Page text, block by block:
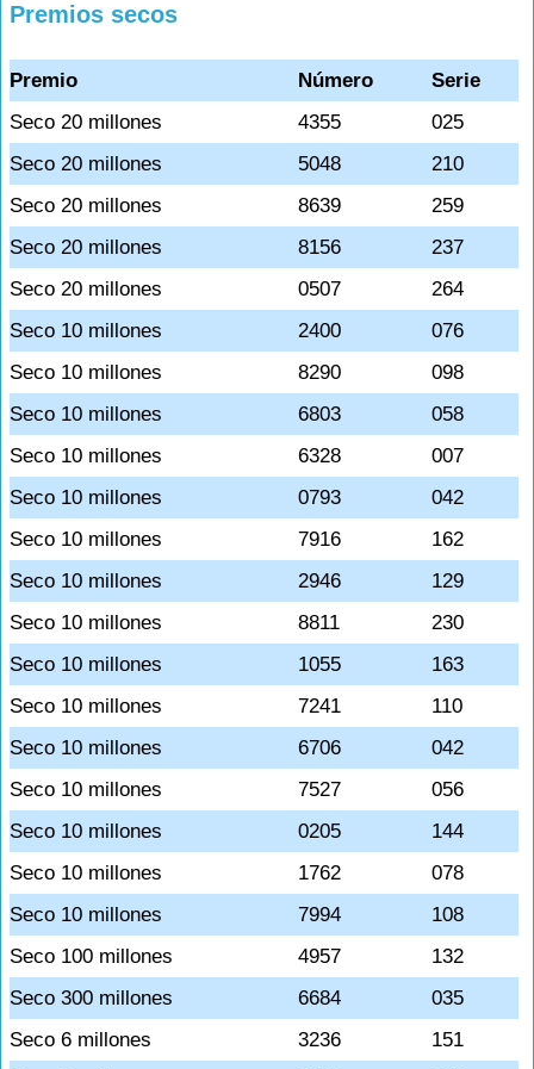
Premios secos
Premio Número
Serie
Seco 20 millones
4355
025
Seco 20 millones
5048
210
Seco 20 millones
8639
259
Seco 20 millones
8156
237
Seco 20 millones
0507
264
Seco 10 millones
2400
076
Seco 10 millones
8290
098
Seco 10 millones
6803
058
Seco 10 millones
6328
007
Seco 10 millones
0793
042
Seco 10 millones
7916
162
Seco 10 millones
2946
129
Seco 10 millones
8811
230
Seco 10 millones
1055
163
Seco 10 millones
7241
110
Seco 10 millones
6706
042
Seco 10 millones
7527
056
Seco 10 millones
0205
144
Seco 10 millones
1762
078
Seco 10 millones
7994
108
Seco 100 millones
4957
132
Seco 300 millones
6684
035
Seco 6 millones
3236
151